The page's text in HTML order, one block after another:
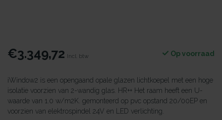
€3.349,72 Incl. btw Op voorraad
iWindow2 is een opengaand opale glazen lichtkoepel met een hoge
isolatie voorzien van 2-wandig glas. HR++ Het raam heeft een U-
waarde van 1.0 w/m2K. gemonteerd op pvc opstand 20/00EP en
voorzien van elektrospindel 24V en LED verlichting.